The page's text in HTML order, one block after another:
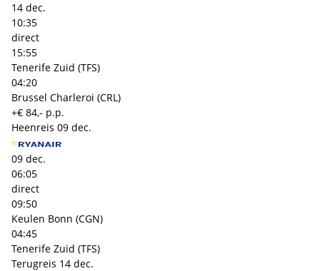
14 dec.
10:35
direct
15:55
Tenerife Zuid (TFS)
04:20
Brussel Charleroi (CRL)
+€ 84,- p.p.
Heenreis 09 dec.
09 dec.
06:05
direct
09:50
Keulen Bonn (CGN)
04:45
Tenerife Zuid (TFS)
Terugreis 14 dec.